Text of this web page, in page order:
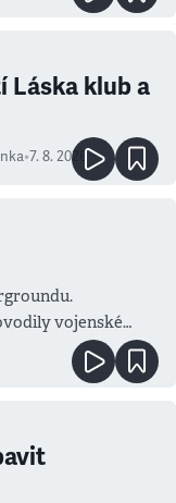
Láska klub a
•7. 8. 2026
vojenské